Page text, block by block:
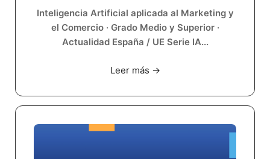
Inteligencia Artificial aplicada al Marketing y
el Comercio · Grado Medio y Superior ·
Actualidad España / UE Serie IA...
Leer más →